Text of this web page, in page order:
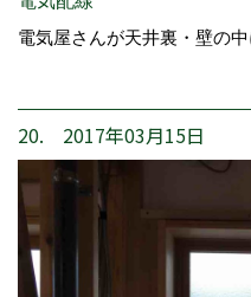
電気屋さんが天井裏・壁の
20. 2017年03月15日